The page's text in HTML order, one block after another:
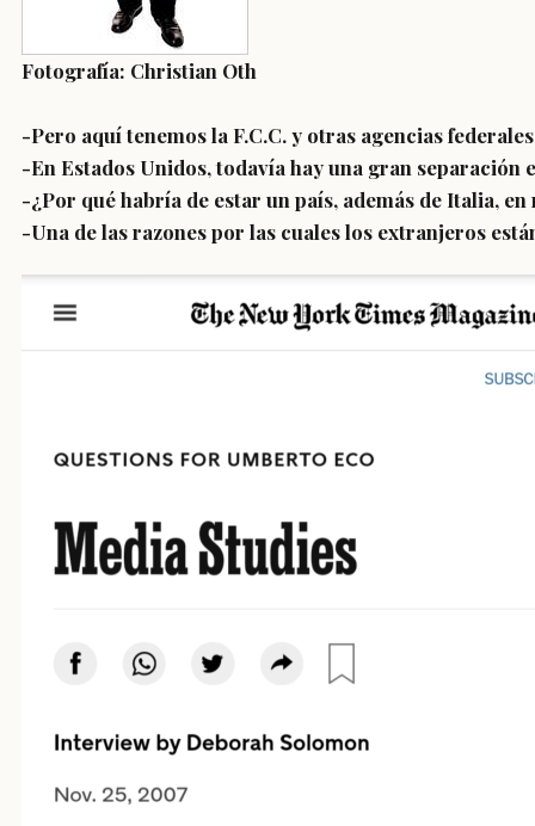
Fotografía: Christian Oth
-Pero aquí tenemos la F.C.C. y otras agencias
-En Estados Unidos, todavía hay una gran
-¿Por qué habría de estar un país, además de Italia,
-Una de las razones por las cuales los extranjeros